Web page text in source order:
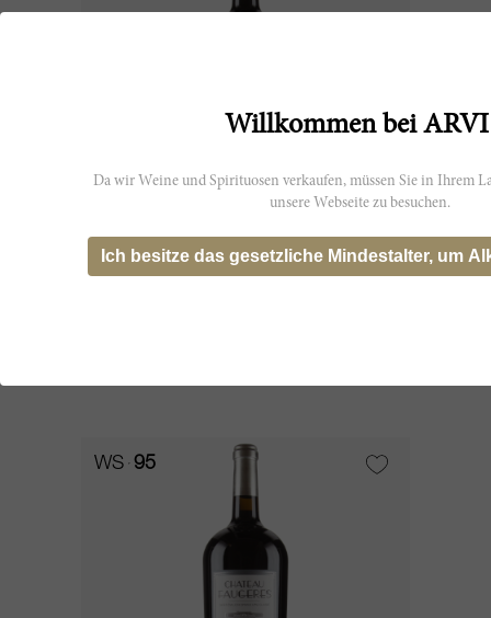
75cl
Faugères 2014
WS 95
Willkommen bei
Da wir Weine und Spirituosen verkaufen, müssen Sie in Ihrem
unsere Webseite zu besuchen.
Ich besitze das gesetzliche Mindestalter, um